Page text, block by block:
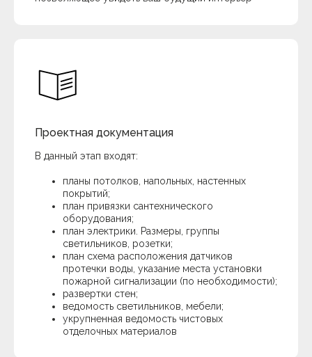
Проектная документация
В данный этап входят:
планы потолков, напольных, настенных
покрытий;
план привязки сантехнического
оборудования;
план электрики. Размеры, группы
светильников, розетки;
план схема расположения датчиков
протечки воды, указание места установки
пожарной сигнализации (по необходимости);
развертки стен;
ведомость светильников, мебели;
укрупненная ведомость чистовых
отделочных материалов